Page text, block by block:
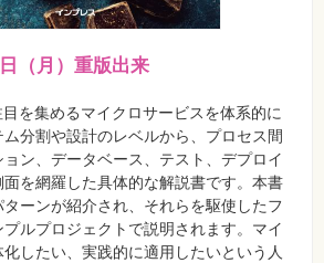
（月）重版出来
を集めるマイクロサービスを体系的に
分割や設計のレベルから、プロセス間
ン、データベース、テスト、デプロイ
を網羅した具体的な解説書です。本書
ーンが紹介され、それらを駆使したフ
ルプロジェクトで説明されます。マイ
したい、実践的に適用したいという人